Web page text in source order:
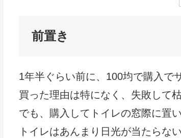
前置き
1年半ぐらい前に、100均で購入で
買った理由は特になく、失敗して
でも、購入してトイレの窓際に置
トイレはあんまり日光が当たらな